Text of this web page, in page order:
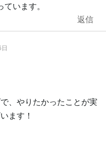
います。
返信
、やりたかったことが実
ます！